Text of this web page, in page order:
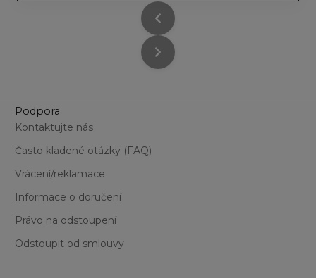
Podpora
Kontaktujte nás
Často kladené otázky (FAQ)
Vrácení/reklamace
Informace o doručení
Právo na odstoupení
Odstoupit od smlouvy